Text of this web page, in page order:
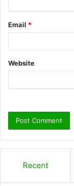
Email *
Website
Recent